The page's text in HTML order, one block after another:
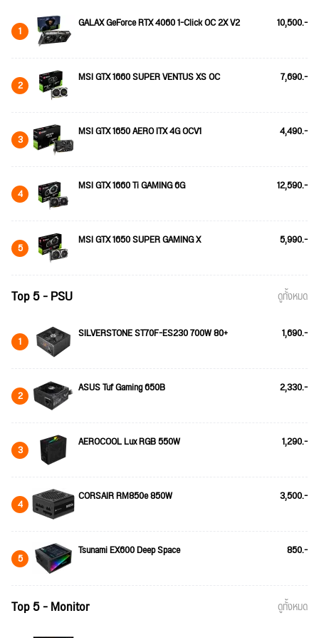
1 GALAX GeForce RTX 4060 1-Click OC 2X V2 10,500.-
2 MSI GTX 1660 SUPER VENTUS XS OC 7,690.-
3 MSI GTX 1650 AERO ITX 4G OCV1 4,490.-
4 MSI GTX 1660 Ti GAMING 6G 12,590.-
5 MSI GTX 1650 SUPER GAMING X 5,990.-
Top 5 - PSU ดูทั้งหมด
1 SILVERSTONE ST70F-ES230 700W 80+ 1,690.-
2 ASUS Tuf Gaming 650B 2,330.-
3 AEROCOOL Lux RGB 550W 1,290.-
4 CORSAIR RM850e 850W 3,500.-
5 Tsunami EX600 Deep Space 850.-
Top 5 - Monitor
ดูทั้งหมด